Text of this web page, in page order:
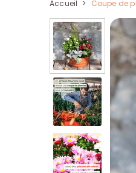
Accueil > Coupe de